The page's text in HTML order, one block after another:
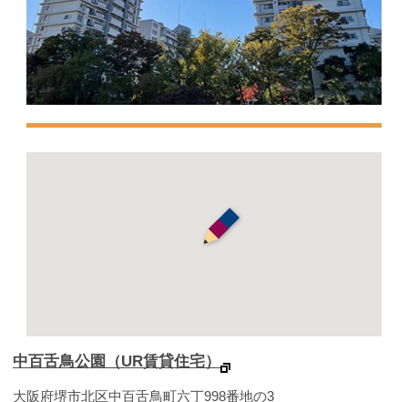
中百舌鳥公園（UR賃貸住宅）
大阪府堺市北区中百舌鳥町六丁998番地の3